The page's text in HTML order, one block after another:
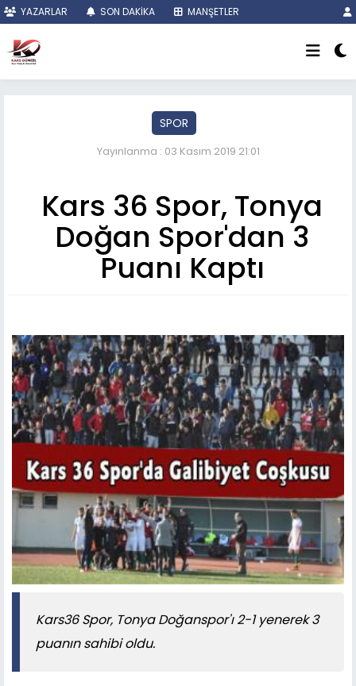
YAZARLAR SON DAKİKA MANŞETLER
SPOR
Yayınlanma : 03 Kasım 2019 21:01
Kars 36 Spor, Tonya
Doğan Spor'dan 3
Puanı Kaptı
Kars36 Spor, Tonya Doğanspor'ı 2-1 yenerek 3
puanın sahibi oldu.